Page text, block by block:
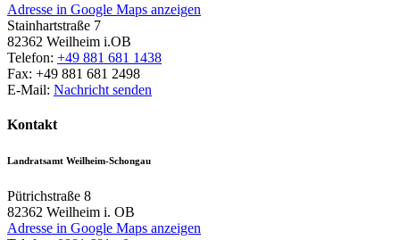
Adresse in Google Maps anzeigen
Stainhartstraße 7
82362 Weilheim i.OB
Telefon: +49 881 681 1438
Fax: +49 881 681 2498
E-Mail: Nachricht senden
Kontakt
Landratsamt Weilheim-Schongau
Pütrichstraße 8
82362 Weilheim i. OB
Adresse in Google Maps anzeigen